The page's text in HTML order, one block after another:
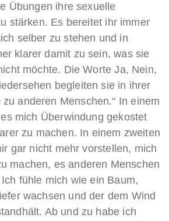
Übungen ihre sexuelle
stärken. Es bereitet ihr immer
selber zu stehen und in
klarer damit zu sein, was sie
möchte. Die Worte Ja, Nein,
begleiten sie in ihrer
anderen Menschen.“ In einem
mich Überwindung gekostet
zu machen. In einem zweiten
gar nicht mehr vorstellen, mich
machen, es anderen Menschen
fühle mich wie ein Baum,
wachsen und der dem Wind
Ab und zu habe ich